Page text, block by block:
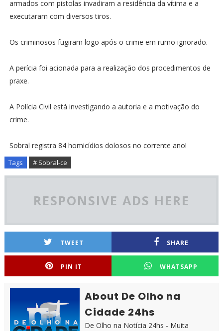
armados com pistolas invadiram a residência da vítima e a
executaram com diversos tiros.
Os criminosos fugiram logo após o crime em rumo ignorado.
A perícia foi acionada para a realização dos procedimentos de
praxe.
A Polícia Civil está investigando a autoria e a motivação do
crime.
Sobral registra 84 homicídios dolosos no corrente ano!
Tags # Sobral-ce
RESPONSIVE ADS HERE
TWEET SHARE
PIN IT WHATSAPP
About De Olho na
Cidade 24hs
De Olho na Notícia 24hs - Muita